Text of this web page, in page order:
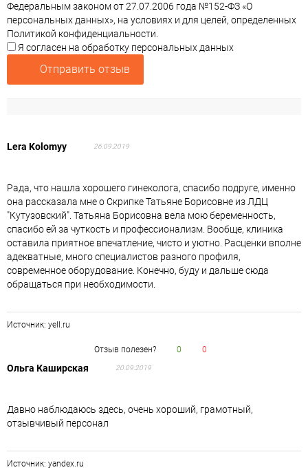
Федеральным законом от 27.07.2006 года №152-ФЗ «О
персональных данных», на условиях и для целей, определенных
Политикой конфиденциальности.
Я согласен на обработку персональных данных
Отправить отзыв
Lera Kolomyy 26.09.2019
Рада, что нашла хорошего гинеколога, спасибо подруге, именно
она рассказала мне о Скрипке Татьяне Борисовне из ЛДЦ
"Кутузовский". Татьяна Борисовна вела мою беременность,
спасибо ей за чуткость и профессионализм. Вообще, клиника
оставила приятное впечатление, чисто и уютно. Расценки вполне
адекватные, много специалистов разного профиля,
современное оборудование. Конечно, буду и дальше сюда
обращаться при необходимости.
Источник: yell.ru
Отзыв полезен? 0 0
Ольга Каширская 20.09.2019
Давно наблюдаюсь здесь, очень хороший, грамотный,
отзывчивый персонал
Источник: yandex.ru